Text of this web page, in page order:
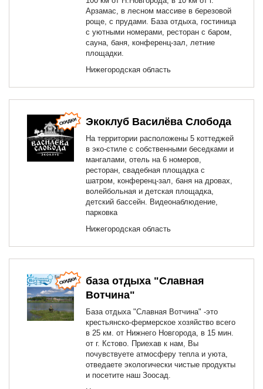
Арзамас, в лесном массиве в березовой
роще, с прудами. База отдыха, гостиница
с уютными номерами, ресторан с баром,
сауна, баня, конференц-зал, летние
площадки.
Нижегородская область
Экоклуб Василёва Слобода
На территории расположены 5 коттеджей
в эко-стиле с собственными беседками и
мангалами, отель на 6 номеров,
ресторан, свадебная площадка с
шатром, конференц-зал, баня на дровах,
волейбольная и детская площадка,
детский бассейн. Видеонаблюдение,
парковка
Нижегородская область
база отдыха "Славная
Вотчина"
База отдыха "Славная Вотчина" -это
крестьянско-фермерское хозяйство всего
в 25 км. от Нижнего Новгорода, в 15 мин.
от г. Кстово. Приехав к нам, Вы
почувствуете атмосферу тепла и уюта,
отведаете экологически чистые продукты
и посетите наш Зоосад.